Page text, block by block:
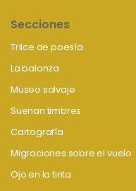
Secciones
Trilce de poesía
La balanza
Museo salvaje
Suenan timbres
Cartografía
Migraciones sobre el vuelo
Ojo en la tinta